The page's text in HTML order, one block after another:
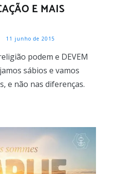
E MAIS
11 junho de 2015
podem e DEVEM
sábios e vamos
e não nas diferenças.